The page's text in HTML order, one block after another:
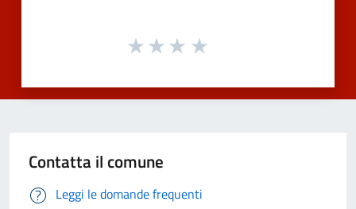
Contatta il comune
Leggi le domande frequenti